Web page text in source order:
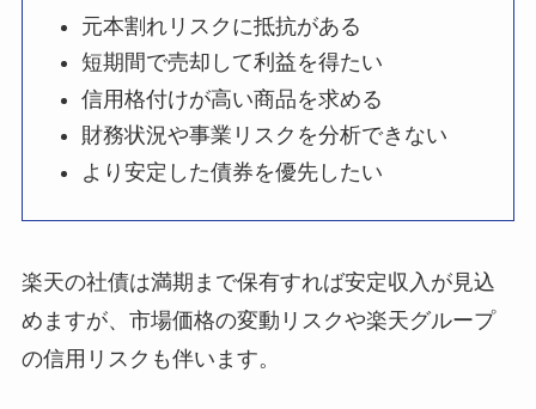
元本割れリスクに抵抗がある
短期間で売却して利益を得たい
信用格付けが高い商品を求める
財務状況や事業リスクを分析できない
より安定した債券を優先したい
楽天の社債は満期まで保有すれば安定収入が見込
めますが、市場価格の変動リスクや楽天グループ
の信用リスクも伴います。